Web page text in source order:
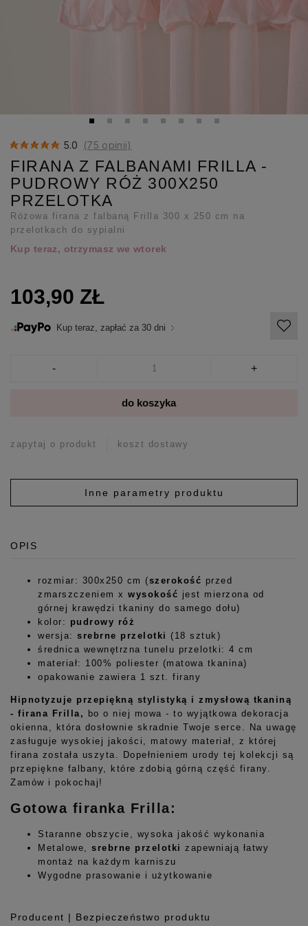
5.0 (75 opinii)
FIRANA Z FALBANAMI FRILLA -
PUDROWY RÓŻ 300X250
PRZELOTKA
Różowa firana z falbaną Frilla 300 x 250 cm na
przelotkach do sypialni
Kup teraz, otrzymasz we wtorek
103,90 ZŁ
Kup teraz, zapłać za 30 dni
- +
do koszyka
zapytaj o produkt koszt dostawy
Inne parametry produktu
OPIS
rozmiar: 300x250 cm (szerokość przed
zmarszczeniem x wysokość jest mierzona od
górnej krawędzi tkaniny do samego dołu)
kolor: pudrowy róż
wersja: srebrne przelotki (18 sztuk)
średnica wewnętrzna tunelu przelotki: 4 cm
materiał: 100% poliester (matowa tkanina)
opakowanie zawiera 1 szt. firany
Hipnotyzuje przepiękną stylistyką i zmysłową tkaniną
- firana Frilla, bo o niej mowa - to wyjątkowa dekoracja
okienna, która dosłownie skradnie Twoje serce. Na uwagę
zasługuje wysokiej jakości, matowy materiał, z której
firana została uszyta. Dopełnieniem urody tej kolekcji są
przepiękne falbany, które zdobią górną część firany.
Zamów i pokochaj!
Gotowa firanka Frilla:
Staranne obszycie, wysoka jakość wykonania
Metalowe, srebrne przelotki zapewniają łatwy
montaż na każdym karniszu
Wygodne prasowanie i użytkowanie
Producent | Bezpieczeństwo produktu